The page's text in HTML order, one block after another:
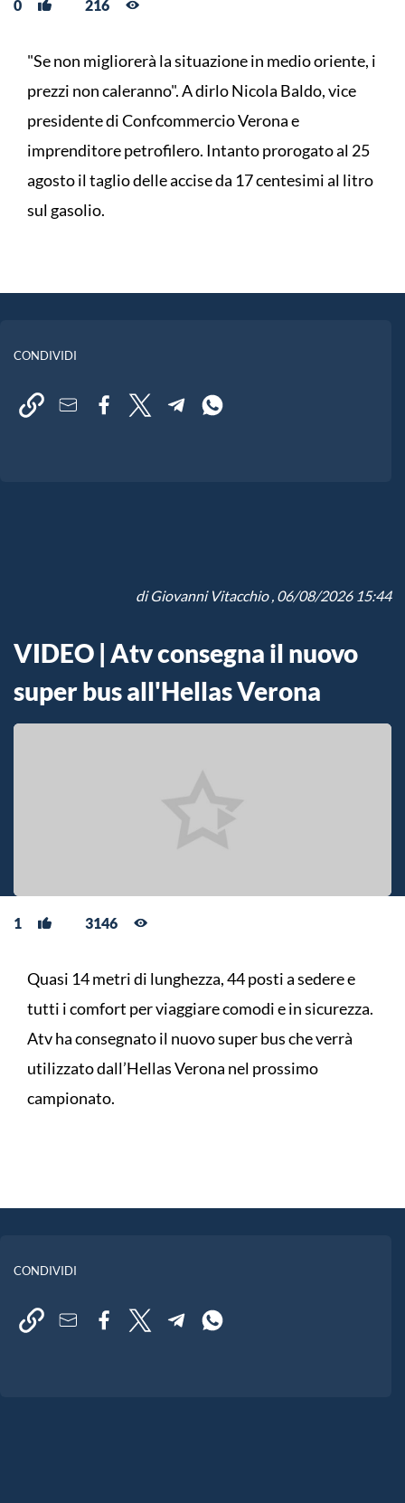
0 216
"Se non migliorerà la situazione in medio oriente, i
prezzi non caleranno". A dirlo Nicola Baldo, vice
presidente di Confcommercio Verona e
imprenditore petrofilero. Intanto prorogato al 25
agosto il taglio delle accise da 17 centesimi al litro
sul gasolio.
CONDIVIDI
diGiovanni Vitacchio, 06/08/2026 15:44
VIDEO | Atv consegna il nuovo
super bus all'Hellas Verona
1 3146
Quasi 14 metri di lunghezza, 44 posti a sedere e
tutti i comfort per viaggiare comodi e in sicurezza.
Atv ha consegnato il nuovo super bus che verrà
utilizzato dall’Hellas Verona nel prossimo
campionato.
CONDIVIDI